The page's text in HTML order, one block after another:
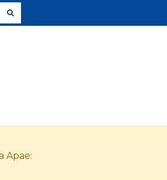
Apae: